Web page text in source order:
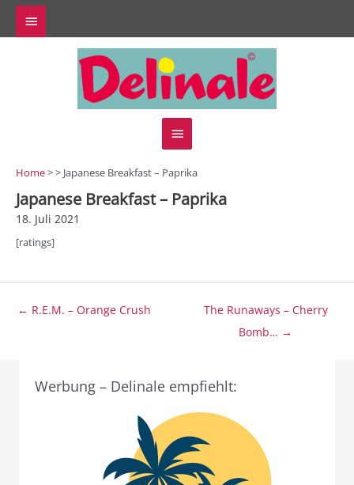
Zum
Inhalt
springen
Above
Hauptmenü
Home> > Japanese Breakfast – Paprika
Japanese Breakfast – Paprika
18. Juli 2021
[ratings]
Beitragsnavigation
← R.E.M. – Orange Crush
The Runaways – Cherry
Bomb… →
Werbung – Delinale empfiehlt: